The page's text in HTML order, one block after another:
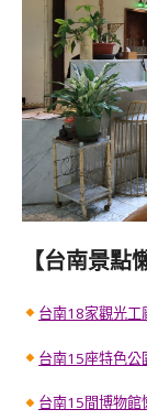
【台南景點
台南18家觀光工
台南15座特色公
台南15間博物館